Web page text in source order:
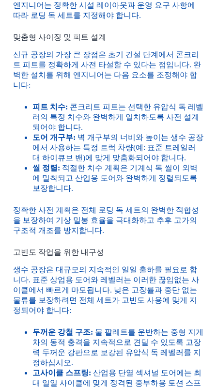
엔지니어는 정확한 시설 레이아웃과 운영 요구 사항에
따라 로딩 독 세트를 지정해야 합니다.
맞춤형 사이징 및 피트 설계
신규 공장의 가장 큰 장점은 초기 건설 단계에서 콘크리
트 피트를 정확하게 사전 타설할 수 있다는 점입니다. 완
벽한 설치를 위해 엔지니어는 다음 요소를 조정해야 합
니다:
피트 치수: 콘크리트 피트는 선택한 유압식 독 레벨
러의 특정 치수와 완벽하게 일치하도록 사전 설계
되어야 합니다.
도어 개구부: 벽 개구부의 너비와 높이는 생수 공장
에서 사용하는 특정 트럭 차량(예: 표준 트레일러
대 하이큐브 밴)에 맞게 맞춤화되어야 합니다.
씰 정렬: 적절한 치수 계획은 기계식 독 씰이 외벽
에 밀착되고 산업용 도어와 완벽하게 정렬되도록
보장합니다.
정확한 사전 계획은 전체 로딩 독 세트의 완벽한 적합성
을 보장하여 기상 밀봉 효율을 극대화하고 추후 고가의
구조적 개조를 방지합니다.
고빈도 작업을 위한 내구성
생수 공장은 대규모의 지속적인 일일 출하를 필요로 합
니다. 표준 상업용 도어와 레벨러는 이러한 끊임없는 사
이클에서 빠르게 마모됩니다. 낮은 고장률과 중단 없는
물류를 보장하려면 전체 세트가 고빈도 사용에 맞게 지
정되어야 합니다:
두꺼운 강철 구조: 물 팔레트를 운반하는 중형 지게
차의 동적 충격을 지속적으로 견딜 수 있도록 고장
력 두꺼운 강판으로 보강된 유압식 독 레벨러를 지
정하십시오.
고사이클 스프링: 산업용 단열 섹셔널 도어에는 최
대 일일 사이클에 맞게 정격된 중부하용 토션 스프